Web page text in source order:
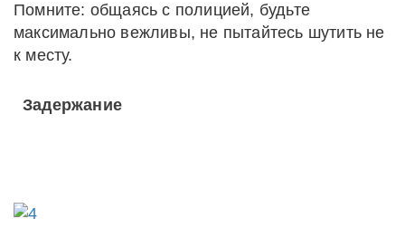
Помните: общаясь с полицией, будьте
максимально вежливы, не пытайтесь шутить не
к месту.
Задержание